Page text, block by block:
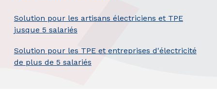
Solution pour les artisans électriciens et TPE
jusque 5 salariés
Solution pour les TPE et entreprises d'électricité
de plus de 5 salariés